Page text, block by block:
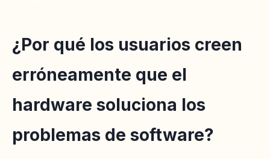
¿Por qué los usuarios creen
erróneamente que el
hardware soluciona los
problemas de software?